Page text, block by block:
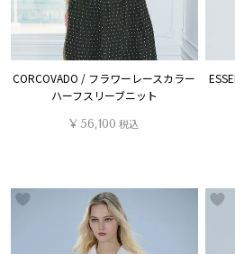
CORCOVADO / フラワーレースカラー
ハーフスリーブニット
¥ 56,100 税込